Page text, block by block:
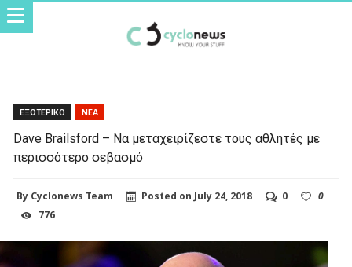
ΕΞΩΤΕΡΙΚΟ ΝΕΑ
Dave Brailsford – Να μεταχειρίζεστε τους αθλητές με
περισσότερο σεβασμό
By Cyclonews Team Posted on July 24, 2018 0
0
776